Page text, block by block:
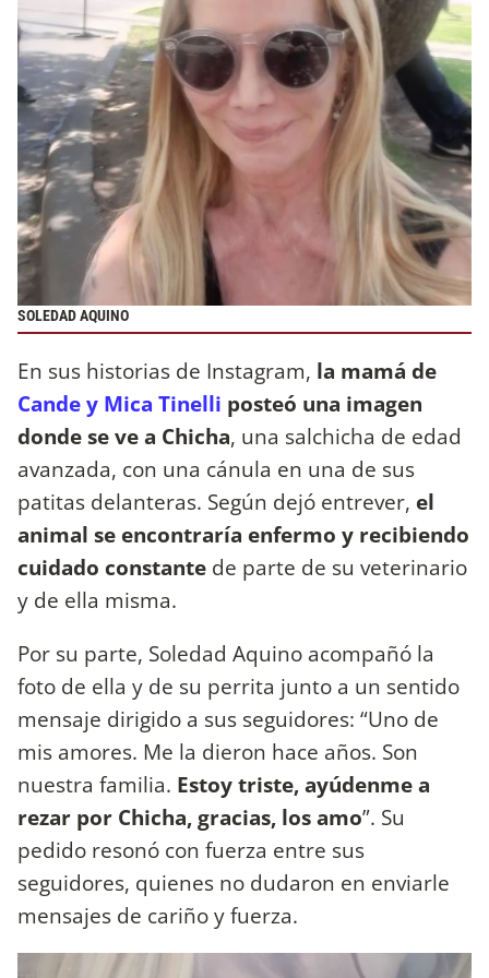
SOLEDAD AQUINO
En sus historias de Instagram, la mamá de
Cande y Mica Tinelli posteó una imagen
donde se ve a Chicha, una salchicha de edad
avanzada, con una cánula en una de sus
patitas delanteras. Según dejó entrever, el
animal se encontraría enfermo y recibiendo
cuidado constante de parte de su veterinario
y de ella misma.
Por su parte, Soledad Aquino acompañó la
foto de ella y de su perrita junto a un sentido
mensaje dirigido a sus seguidores: “Uno de
mis amores. Me la dieron hace años. Son
nuestra familia. Estoy triste, ayúdenme a
rezar por Chicha, gracias, los amo”. Su
pedido resonó con fuerza entre sus
seguidores, quienes no dudaron en enviarle
mensajes de cariño y fuerza.